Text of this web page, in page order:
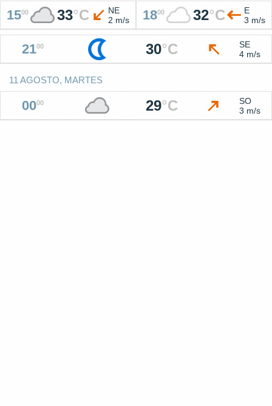
1500 33°C
NE
2 m/s
1800 32°C
E
3 m/s
2100 30°C
SE
4 m/s
11 AGOSTO, MARTES
0000 29°C
SO
3 m/s